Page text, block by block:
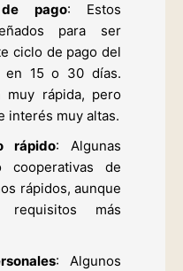
pago: Estos
para ser
ciclo de pago del
en 15 o 30 días.
muy rápida, pero
interés muy altas.
rápido: Algunas
cooperativas de
rápidos, aunque
más
: Algunos